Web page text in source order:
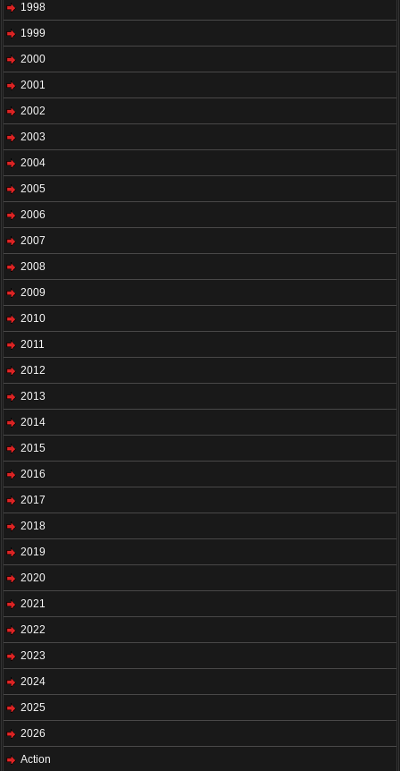
1998
1999
2000
2001
2002
2003
2004
2005
2006
2007
2008
2009
2010
2011
2012
2013
2014
2015
2016
2017
2018
2019
2020
2021
2022
2023
2024
2025
2026
Action